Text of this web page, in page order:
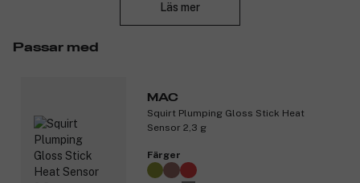
Läs mer
Passar med
MAC
Squirt Plumping Gloss Stick Heat
Sensor 2,3 g
Färger